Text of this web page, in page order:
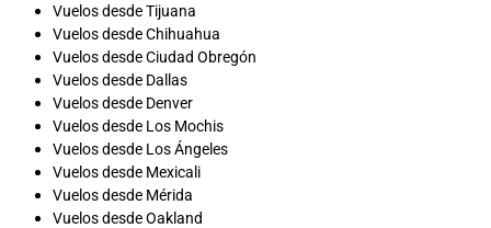
Vuelos desde Tijuana
Vuelos desde Chihuahua
Vuelos desde Ciudad Obregón
Vuelos desde Dallas
Vuelos desde Denver
Vuelos desde Los Mochis
Vuelos desde Los Ángeles
Vuelos desde Mexicali
Vuelos desde Mérida
Vuelos desde Oakland